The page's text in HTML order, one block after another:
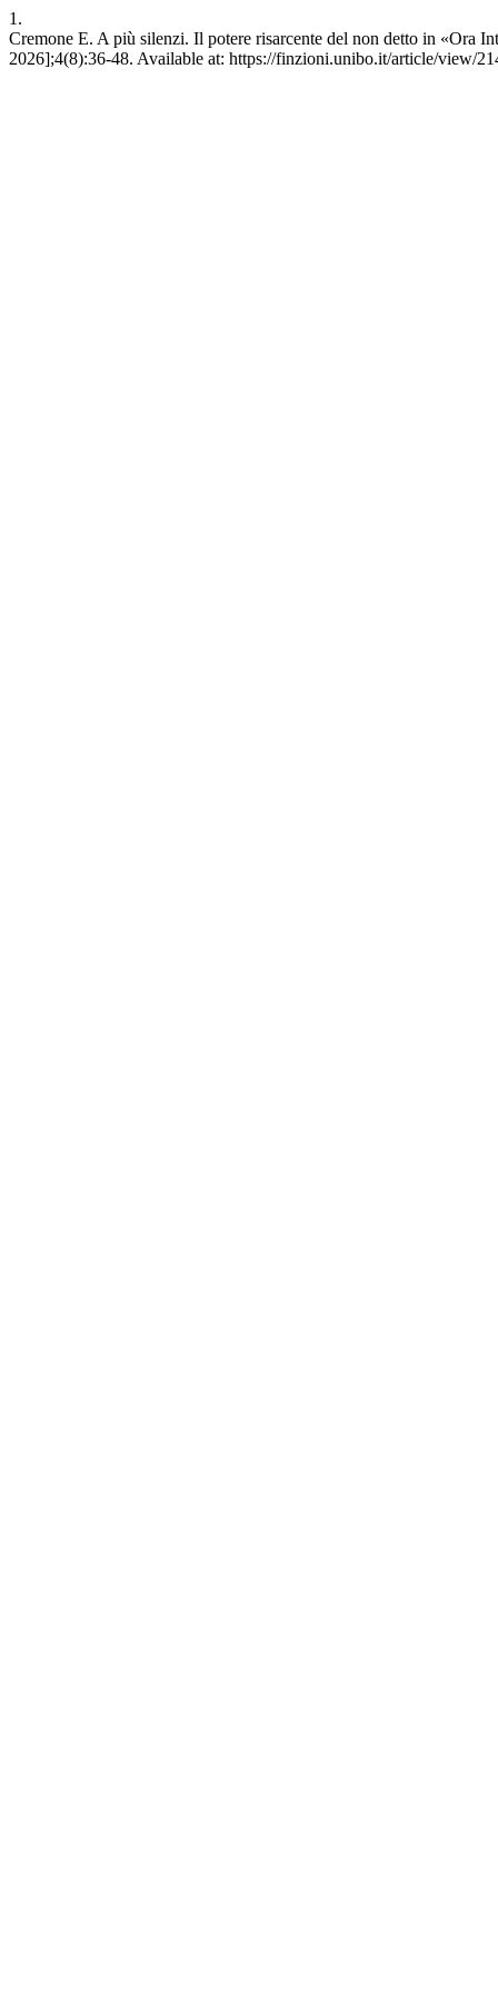
1.
Cremone E. A più silenzi. Il potere risarcente del non detto in «Ora
2026];4(8):36-48. Available at: https://finzioni.unibo.it/article/view/